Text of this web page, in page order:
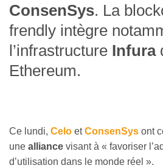
ConsenSys. La
frendly intègre
l’infrastructure Infura
Ethereum.
Ce lundi, Celo etConsenSys ont
une alliance visant à « favoriser
d’utilisation dans le monde réel ».